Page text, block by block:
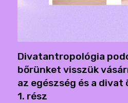
Divatantropológia
bőrünket visszük
az egészség és a
1. rész